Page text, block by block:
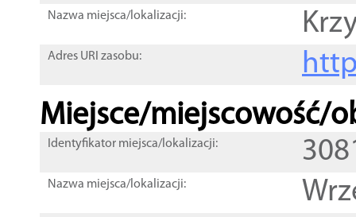
Nazwa miejsca/lokalizacji:
Adres URI zasobu:
Miejsce/miejscowość/
Identyfikator miejsca/lokalizacji:
Nazwa miejsca/lokalizacji: